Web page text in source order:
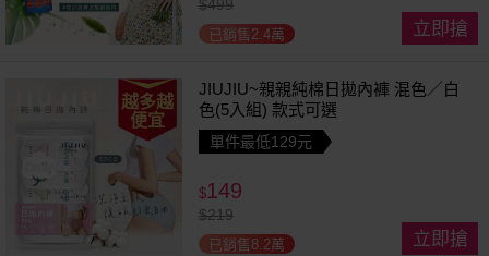
$499
已銷售2.4萬 立即搶
越多越
便宜
JIUJIU~親親純棉日拋內褲 混色／白
色(5入組) 款式可選
單件最低129元
$149
$219
已銷售8.2萬 立即搶